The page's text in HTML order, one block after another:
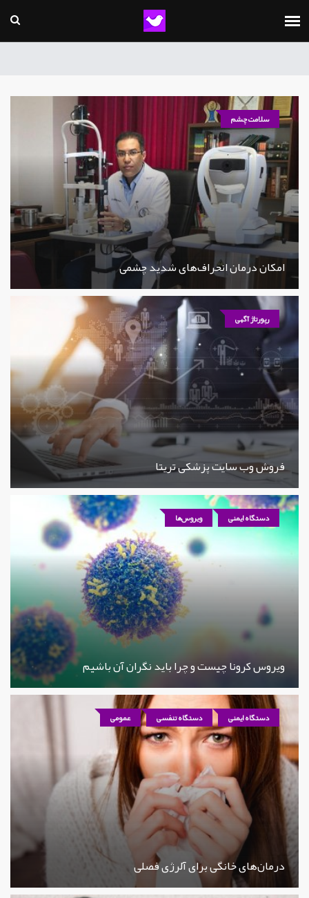
سلامت چشم
امکان درمان انحراف‌های شدید چشمی
رپورتاژ آگهی
فروش وب سایت پزشکی تریتا
دستگاه ایمنی ویروس‌ها
ویروس کرونا چیست و چرا باید نگران آن باشیم
دستگاه ایمنی دستگاه تنفسی عمومی
درمان‌های خانگی برای آلرژی فصلی